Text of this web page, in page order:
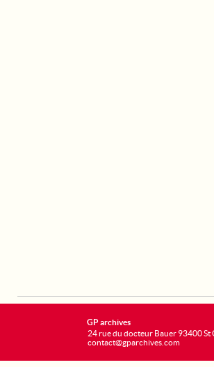
GP archives
24 rue du docteur Bauer 93400 St
contact@gparchives.com